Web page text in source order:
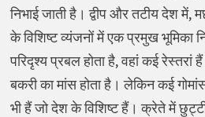
निभाई जाती है। द्वीप और तटीय देश
के विशिष्ट व्यंजनों में एक प्रमुख भूमिका
परिदृश्य प्रबल होता है, वहां कई
बकरी का मांस होता है। लेकिन कई
भी हैं जो देश के विशिष्ट हैं। क्रेते में